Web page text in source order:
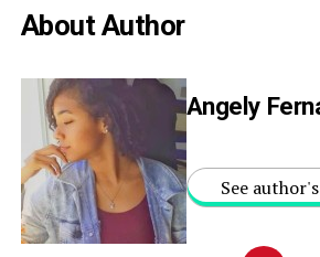
About Author
Angely
See